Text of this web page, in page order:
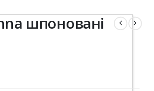
шпоновані